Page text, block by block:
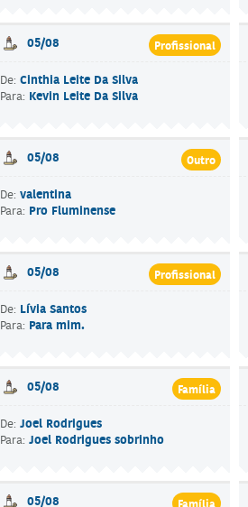
Profissional
05/08
De: Cinthia Leite Da Silva
Para: Kevin Leite Da Silva
Outro
05/08
De: valentina
Para: Pro Fluminense
Profissional
05/08
De: Lívia Santos
Para: Para mim.
Família
05/08
De: Joel Rodrigues
Para: Joel Rodrigues sobrinho
Família
05/08